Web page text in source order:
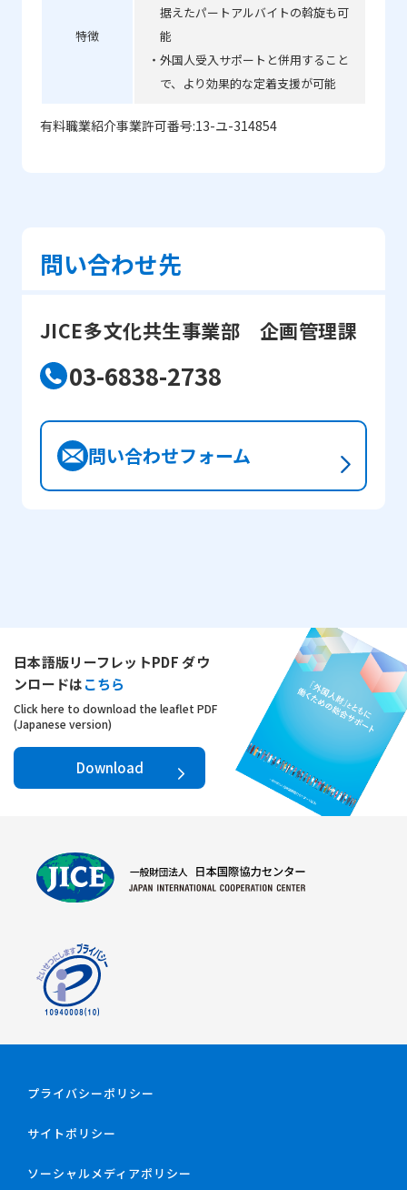
特徴
据えたパートアルバイトの斡旋も可
能
・外国人受入サポートと併用すること
で、より効果的な定着支援が可能
有料職業紹介事業許可番号:13-ユ-314854
問い合わせ先
JICE多文化共生事業部 企画管理課
03-6838-2738
問い合わせフォーム
日本語版リーフレットPDF ダウ
ンロードはこちら
Click here to download the leaflet PDF
(Japanese version)
Download
プライバシーポリシー
サイトポリシー
ソーシャルメディアポリシー